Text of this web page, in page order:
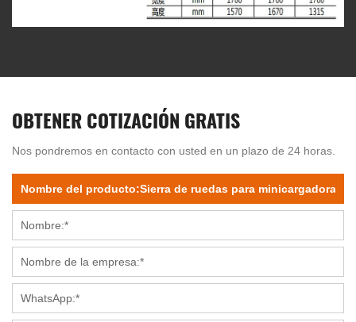
OBTENER COTIZACIÓN GRATIS
Nos pondremos en contacto con usted en un plazo de 24 horas.